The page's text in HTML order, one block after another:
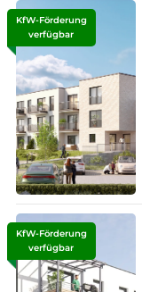
KfW-Förderung
verfügbar
KfW-Förderung
verfügbar